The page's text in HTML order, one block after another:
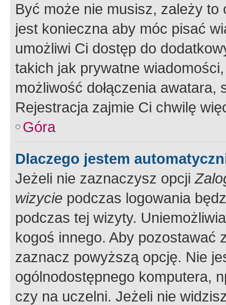
Być może nie musisz, zależy
jest konieczna aby móc pisać
umożliwi Ci dostęp do
takich jak prywatne
możliwość dołączenia
Rejestracja zajmie Ci chwilę
Góra
Dlaczego jestem
Jeżeli nie zaznaczysz opcji
wizycie podczas logowania
podczas tej wizyty.
kogoś innego. Aby pozostawać
zaznacz powyższą opcję. Nie
ogólnodostępnego komputera,
czy na uczelni. Jeżeli nie